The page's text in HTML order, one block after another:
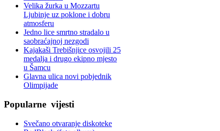
Velika žurka u Mozzartu
Ljubinje uz poklone i dobru
atmosferu
Jedno lice smrtno stradalo u
saobraćajnoj nezgodi
Kajakaši Trebišnjice osvojili 25
medalja i drugo ekipno mjesto
u Šamcu
Glavna ulica novi pobjednik
Olimpijade
Popularne vijesti
Svečano otvaranje diskoteke